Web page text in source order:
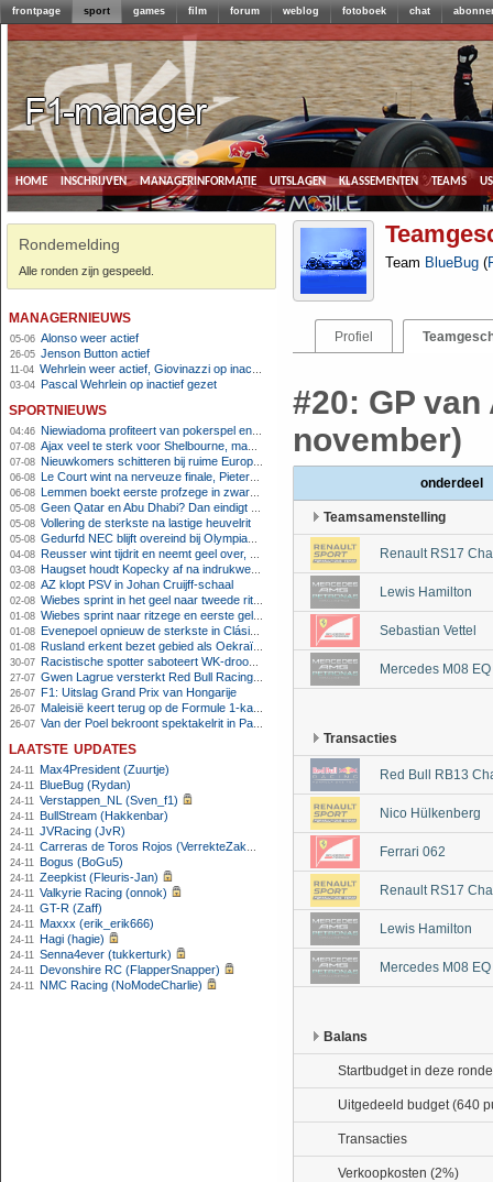
frontpage sport games film forum weblog fotoboek chat
home inschrijven managerinformatie uitslagen klassementen teams
Rondemelding
Alle ronden zijn gespeeld.
managernieuws
05-06 Alonso weer actief
26-05 Jenson Button actief
11-04 Wehrlein weer actief, Giovinazzi op inactief
03-04 Pascal Wehrlein op inactief gezet
sportnieuws
04:46 Niewiadoma profiteert van pokerspel en grijpt geel op Ventoux
07-08 Ajax veel te sterk voor Shelbourne, maar houdt schade beperkt
07-08 Nieuwkomers schitteren bij ruime Europese zege FC Twente
06-08 Le Court wint na nerveuze finale, Pieterse derde
06-08 Lemmen boekt eerste profzege in zware Ronde van Polen-rit
05-08 Geen Qatar en Abu Dhabi? Dan eindigt Formule 1-seizoen mogelijk in Europa
05-08 Vollering de sterkste na lastige heuvelrit
05-08 Gedurfd NEC blijft overeind bij Olympiakos
04-08 Reusser wint tijdrit en neemt geel over, Nooijen knap tweede
03-08 Haugset houdt Kopecky af na indrukwekkende solo van 86 kilometer
02-08 AZ klopt PSV in Johan Cruijff-schaal
02-08 Wiebes sprint in het geel naar tweede ritzege
01-08 Wiebes sprint naar ritzege en eerste gele trui in Tour Femmes
01-08 Evenepoel opnieuw de sterkste in Clásica San Sebastián
01-08 Rusland erkent bezet gebied als Oekraïens voor opheffing IOC-schorsing
30-07 Racistische spotter saboteert WK-droom van powerliftster
27-07 Gwen Lagrue versterkt Red Bull Racing vanaf 2027
26-07 F1: Uitslag Grand Prix van Hongarije
26-07 Maleisië keert terug op de Formule 1-kalender in 2026
26-07 Van der Poel bekroont spektakelrit in Parijs met nipte zege; eindzege Pogacar
laatste updates
24-11 Max4President (Zuurtje)
24-11 BlueBug (Rydan)
24-11 Verstappen_NL (Sven_f1)
24-11 BullStream (Hakkenbar)
24-11 JVRacing (JvR)
24-11 Carreras de Toros Rojos (VerrekteZakHooi)
24-11 Bogus (BoGu5)
24-11 Zeepkist (Fleuris-Jan)
24-11 Valkyrie Racing (onnok)
24-11 GT-R (Zaff)
24-11 Maxxx (erik_erik666)
24-11 Hagi (hagie)
24-11 Senna4ever (tukkerturk)
24-11 Devonshire RC (FlapperSnapper)
24-11 NMC Racing (NoModeCharlie)
Team BlueBug (
Profiel
#20: GP
november)
onderdeel
Teamsamenstelling
Renault RS17
Lewis Hamilton
Sebastian Vettel
Mercedes M08
Transacties
Red Bull RB13
Nico Hülkenberg
Ferrari 062
Renault RS17
Lewis Hamilton
Mercedes M08
Balans
Startbudget in deze ronde
Uitgedeeld budget (640
Transacties
Verkoopkosten (2%)